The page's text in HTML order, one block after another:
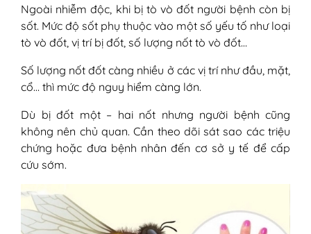
Ngoài nhiễm độc, khi bị tò vò đốt người bệnh còn bị
sốt. Mức độ sốt phụ thuộc vào một số yếu tố như loại
tò vò đốt, vị trí bị đốt, số lượng nốt tò vò đốt…
Số lượng nốt đốt càng nhiều ở các vị trí như đầu, mặt,
cổ… thì mức độ nguy hiểm càng lớn.
Dù bị đốt một – hai nốt nhưng người bệnh cũng
không nên chủ quan. Cần theo dõi sát sao các triệu
chứng hoặc đưa bệnh nhân đến cơ sở y tế để cấp
cứu sớm.